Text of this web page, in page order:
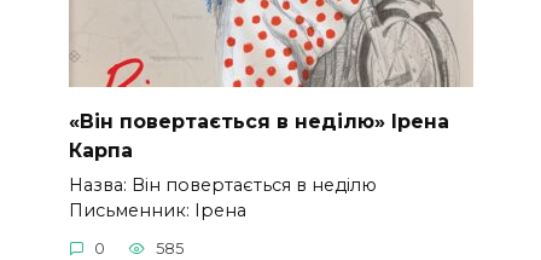
«Він повертається в неділю» Ірена
Карпа
Назва: Він повертається в неділю
Письменник: Ірена
0 585